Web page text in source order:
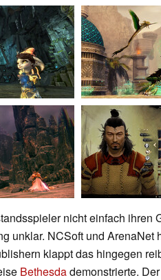
nicht einfach ihren
unklar. NCSoft und ArenaNet
klappt das hingegen
Bethesdademonstrierte.